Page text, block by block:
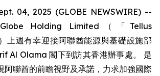
04, 2025 (GLOBE NEWSWIRE) --
Holding Limited（「Tellus
上週有幸迎接阿聯酋能源與基礎設施部
Al Olama 閣下到訪其香港辦事處。 是
阿聯酋的前瞻視野及承諾，力求加強國際